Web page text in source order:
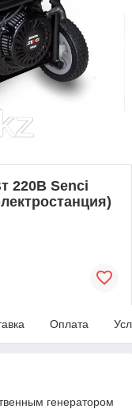
220В Senci
Оплата
генератором